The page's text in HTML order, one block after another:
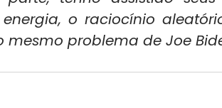
o raciocínio
mesmo problema de Joe